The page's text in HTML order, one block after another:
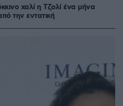
χαλί η Τζολί ένα μήνα
την εντατική